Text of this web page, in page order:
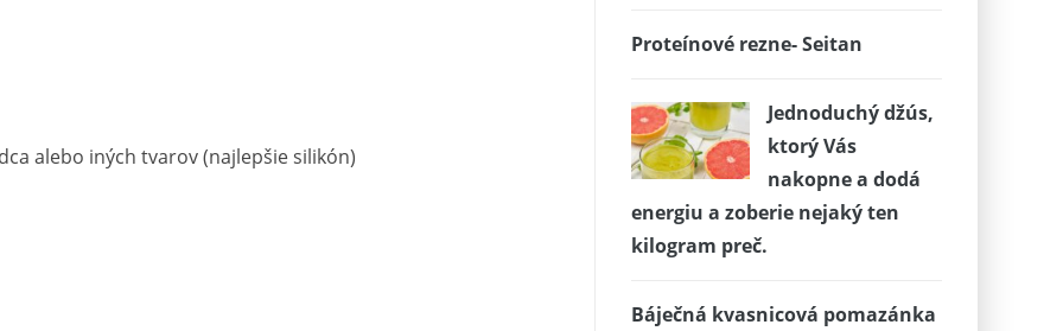
alebo iných tvarov (najlepšie silikón)
Proteínové rezne- Seitan
Jednoduchý džús,
ktorý Vás
nakopne a dodá
energiu a zoberie nejaký ten
kilogram preč.
Báječná kvasnicová pomazánka